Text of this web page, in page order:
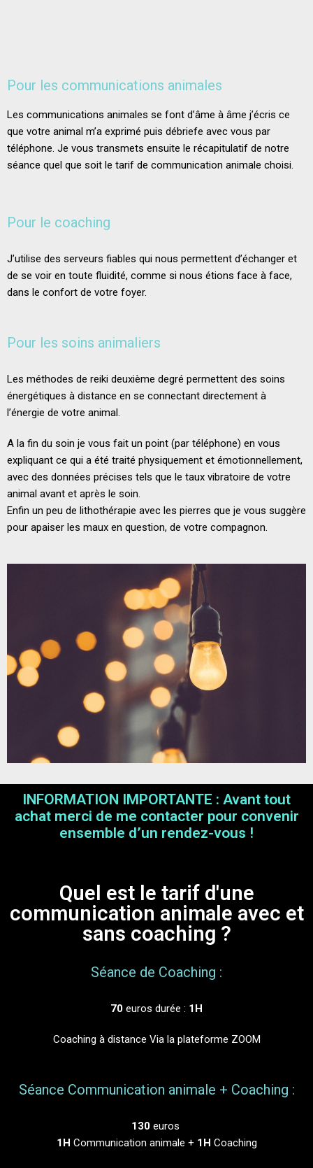
Pour les communications animales
Les communications animales se font d’âme à âme j’écris ce
que votre animal m’a exprimé puis débriefe avec vous par
téléphone. Je vous transmets ensuite le récapitulatif de notre
séance quel que soit le tarif de communication animale choisi.
Pour le coaching
J’utilise des serveurs fiables qui nous permettent d’échanger et
de se voir en toute fluidité, comme si nous étions face à face,
dans le confort de votre foyer.
Pour les soins animaliers
Les méthodes de reiki deuxième degré permettent des soins
énergétiques à distance en se connectant directement à
l’énergie de votre animal.
A la fin du soin je vous fait un point (par téléphone) en vous
expliquant ce qui a été traité physiquement et émotionnellement,
avec des données précises tels que le taux vibratoire de votre
animal avant et après le soin.
Enfin un peu de lithothérapie avec les pierres que je vous suggère
pour apaiser les maux en question, de votre compagnon.
INFORMATION IMPORTANTE : Avant tout
achat merci de me contacter pour convenir
ensemble d’un rendez-vous !
Quel est le tarif d'une
communication animale avec et
sans coaching ?
Séance de Coaching :
70 euros durée : 1H
Coaching à distance Via la plateforme ZOOM
Séance Communication animale + Coaching :
130 euros
1H Communication animale + 1H Coaching